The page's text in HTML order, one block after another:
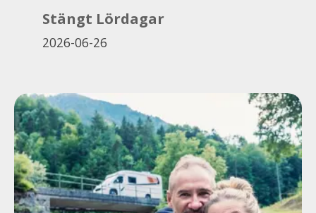
Stängt Lördagar
2026-06-26